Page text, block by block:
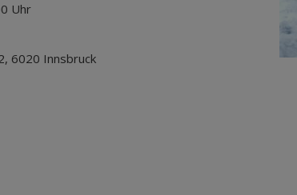
Uhr
6020 Innsbruck